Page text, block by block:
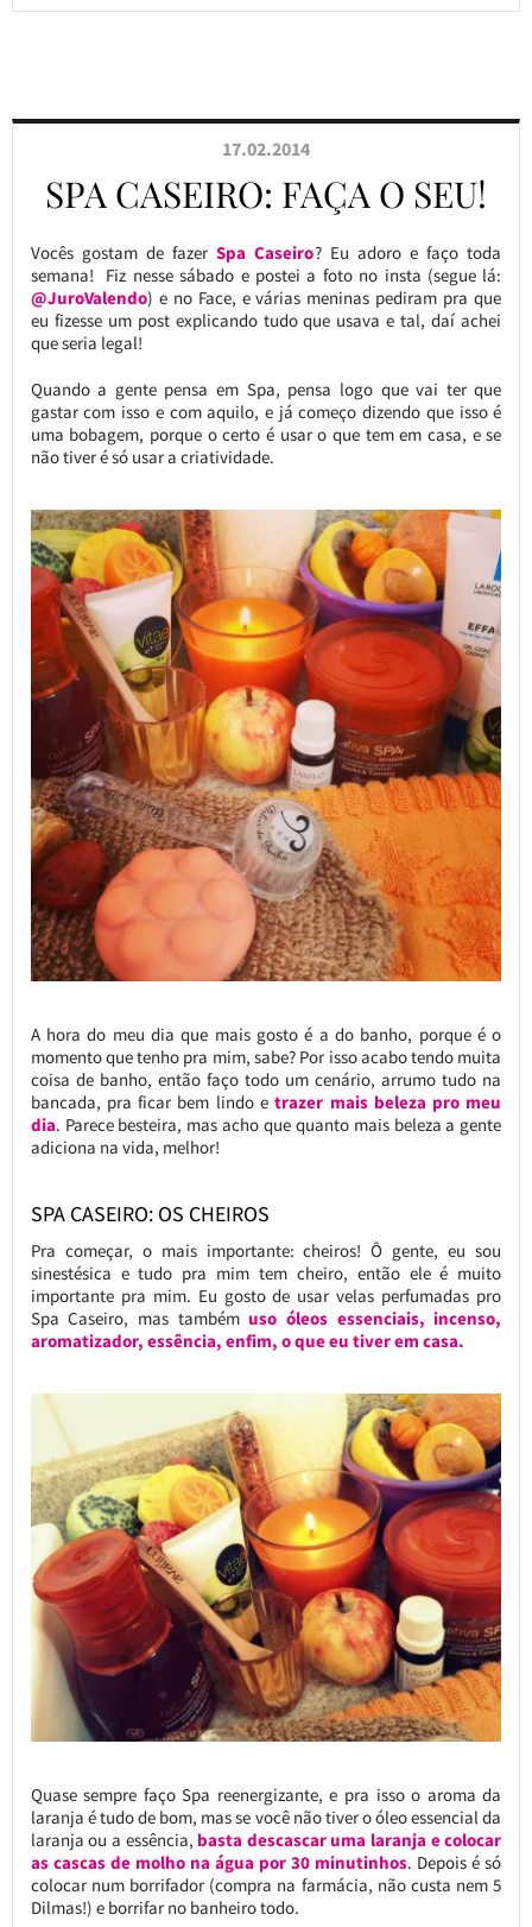
17.02.2014
SPA CASEIRO: FAÇA O SEU!
Vocês gostam de fazer Spa Caseiro? Eu adoro e faço toda
semana! Fiz nesse sábado e postei a foto no insta (segue lá:
@JuroValendo) e no Face, e várias meninas pediram pra que
eu fizesse um post explicando tudo que usava e tal, daí achei
que seria legal!
Quando a gente pensa em Spa, pensa logo que vai ter que
gastar com isso e com aquilo, e já começo dizendo que isso é
uma bobagem, porque o certo é usar o que tem em casa, e se
não tiver é só usar a criatividade.
A hora do meu dia que mais gosto é a do banho, porque é o
momento que tenho pra mim, sabe? Por isso acabo tendo muita
coisa de banho, então faço todo um cenário, arrumo tudo na
bancada, pra ficar bem lindo e trazer mais beleza pro meu
dia. Parece besteira, mas acho que quanto mais beleza a gente
adiciona na vida, melhor!
SPA CASEIRO: OS CHEIROS
Pra começar, o mais importante: cheiros! Ô gente, eu sou
sinestésica e tudo pra mim tem cheiro, então ele é muito
importante pra mim. Eu gosto de usar velas perfumadas pro
Spa Caseiro, mas tambémuso óleos essenciais, incenso,
aromatizador, essência, enfim, o que eu tiver em casa.
Quase sempre faço Spa reenergizante, e pra isso o aroma da
laranja é tudo de bom, mas se você não tiver o óleo essencial da
laranja ou a essência, basta descascar uma laranja e colocar
as cascas de molho na água por 30 minutinhos. Depois é só
colocar num borrifador (compra na farmácia, não custa nem 5
Dilmas!) e borrifar no banheiro todo.